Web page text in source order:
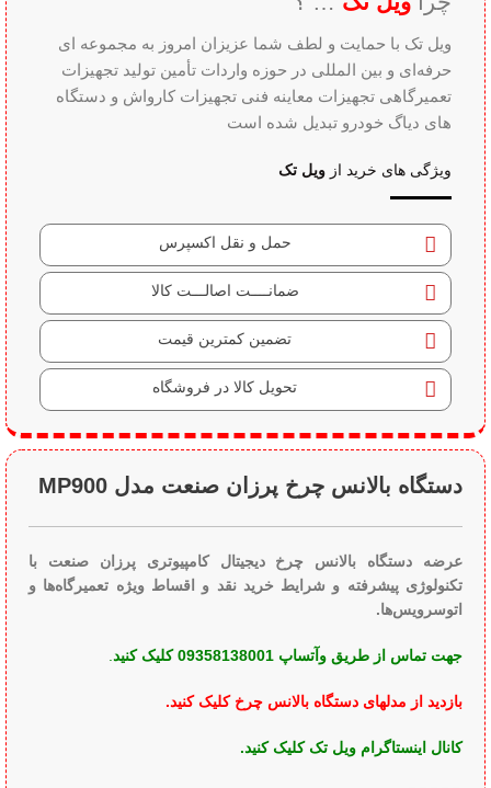
دستگاه بالانس چرخ پرزان صنعت مدل MP900
عرضه دستگاه بالانس چرخ دیجیتال کامپیوتری پرزان صنعت با
تکنولوژی پیشرفته و شرایط خرید نقد و اقساط ویژه تعمیرگاه‌ها و
اتوسرویس‌ها.
جهت تماس از طریق وآتساپ 09358138001 کلیک کنید
بازدید از مدلهای دستگاه بالانس چرخ کلیک کنید.
کانال اینستاگرام ویل تک کلیک کنید.
ویل تک با حمایت و لطف شما عزیزان امروز به مجموعه ای
حرفه‌ای و بین‌ المللی در حوزه واردات تأمین تولید تجهیزات
تعمیرگاهی تجهیزات معاینه فنی تجهیزات کارواش و دستگاه
های دیاگ خودرو تبدیل شده است
ویژگی های خرید از ویل تک
حمل و نقل اکسپرس
ضمانــــت اصالـــت کالا
تضمین کمترین قیمت
تحویل کالا در فروشگاه